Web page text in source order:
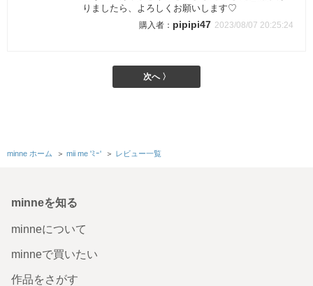
りましたら、よろしくお願いします♡
pipipi47 2023/08/07 20:25:24
次へ 〉
minne ホーム ＞ mii me 'ﾐｰ' ＞ レビュー一覧
minneを知る
minneについて
minneで買いたい
作品をさがす